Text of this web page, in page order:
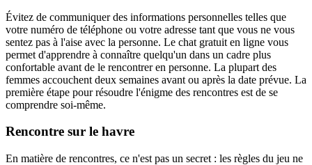
Évitez de communiquer des informations personnelles telles que
votre numéro de téléphone ou votre adresse tant que vous ne vous
sentez pas à l'aise avec la personne. Le chat gratuit en ligne vous
permet d'apprendre à connaître quelqu'un dans un cadre plus
confortable avant de le rencontrer en personne. La plupart des
femmes accouchent deux semaines avant ou après la date prévue. La
première étape pour résoudre l'énigme des rencontres est de se
comprendre soi-même.
Rencontre sur le havre
En matière de rencontres, ce n'est pas un secret : les règles du jeu ne